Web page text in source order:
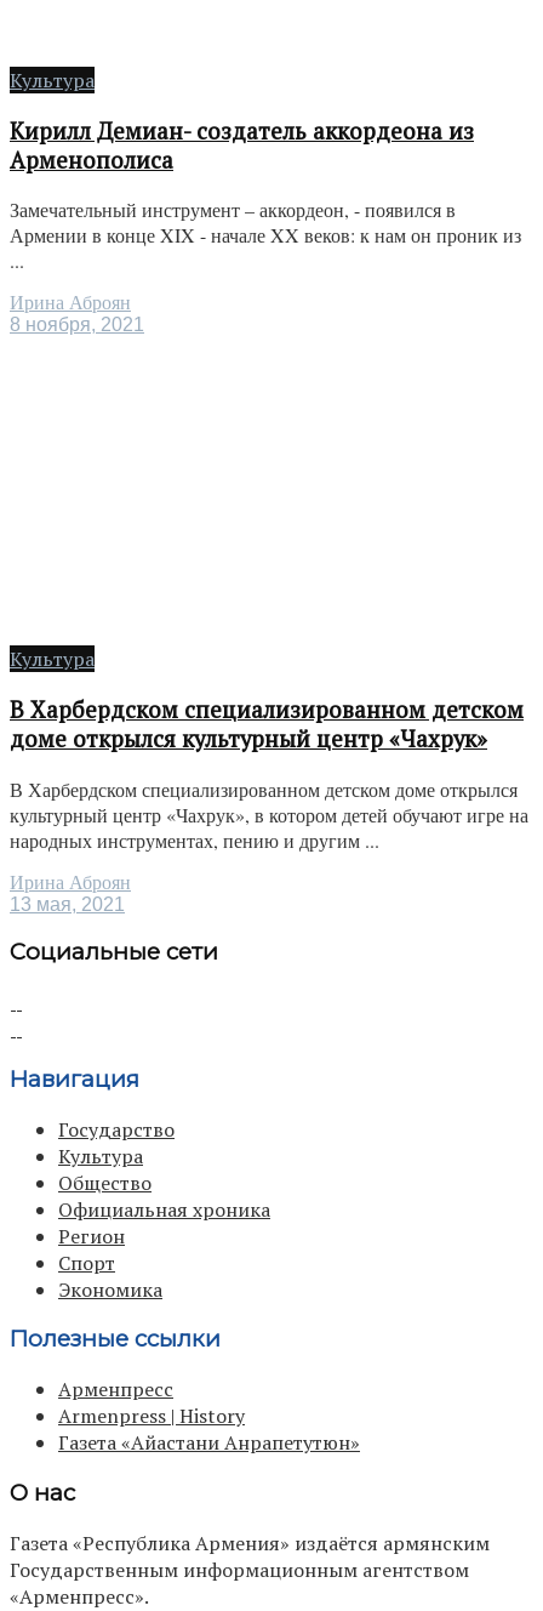
Культура
Кирилл Демиан- создатель аккордеона из
Арменополиса
Замечательный инструмент – аккордеон, - появился в
Армении в конце XIX - начале XX веков: к нам он проник из
...
Ирина Аброян
8 ноября, 2021
Культура
В Харбердском специализированном детском
доме открылся культурный центр «Чахрук»
В Харбердском специализированном детском доме открылся
культурный центр «Чахрук», в котором детей обучают игре на
народных инструментах, пению и другим ...
Ирина Аброян
13 мая, 2021
Социальные сети
Навигация
Государство
Культура
Общество
Официальная хроника
Регион
Спорт
Экономика
Полезные ссылки
Арменпресс
Armenpress | History
Газета «Айастани Анрапетутюн»
О нас
Газета «Республика Армения» издаётся армянским
Государственным информационным агентством
«Арменпресс».